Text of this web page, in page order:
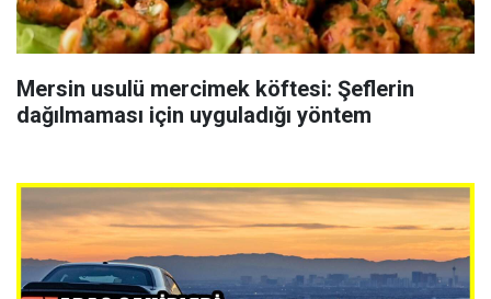
Mersin usulü mercimek köftesi: Şeflerin
dağılmaması için uyguladığı yöntem